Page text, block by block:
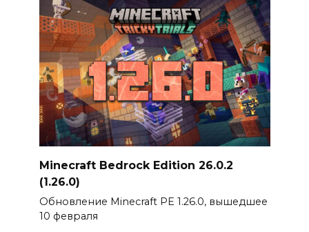
Minecraft Bedrock Edition 26.0.2
(1.26.0)
Обновление Minecraft PE 1.26.0, вышедшее
10 февраля